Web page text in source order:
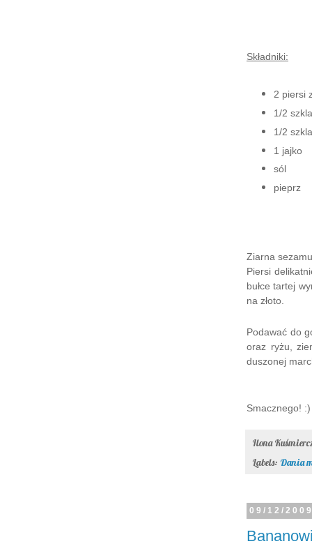
Składniki:
2 piersi
1/2
1/2
1 jajko
sól
pieprz
Ziarna
Piersi
bułce tartej
na złoto.
Podawać do
oraz ryżu,
duszonej
Smacznego! :)
Ilona
Labels: Dania
09/12/